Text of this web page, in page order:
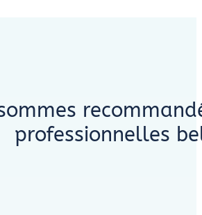
professionnelles